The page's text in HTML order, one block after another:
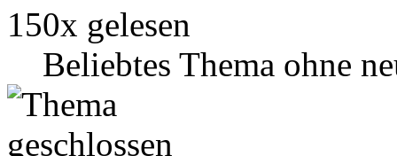
Beliebtes Thema ohne